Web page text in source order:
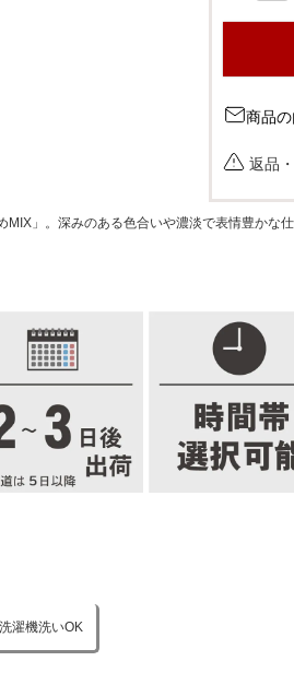
商品
返品
」。深みのある色合いや濃淡で表情豊かな仕
洗濯機洗いOK